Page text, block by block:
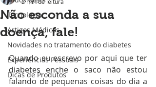
Tecnologia
Artigos Médicos
Novidades no tratamento do diabetes
Experiências Pessoais
Dicas de Produtos
Não esconda a sua
doença, fale!
Quando eu escrevo por aqui que ter
diabetes enche o saco não estou
falando de pequenas coisas do dia a